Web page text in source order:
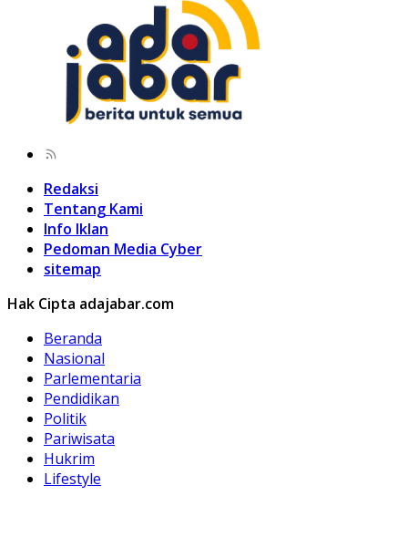
Redaksi
Tentang Kami
Info Iklan
Pedoman Media Cyber
sitemap
Hak Cipta adajabar.com
Beranda
Nasional
Parlementaria
Pendidikan
Politik
Pariwisata
Hukrim
Lifestyle